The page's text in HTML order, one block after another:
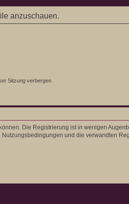
anzuschauen.
Sitzung verbergen
Die Registrierung ist in wenigen
und die verwandten